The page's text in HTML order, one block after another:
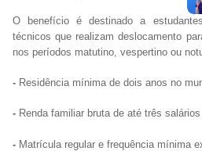
O benefício é destinado a
técnicos que realizam deslocamento
nos períodos matutino, vespertino ou
- Residência mínima de dois anos no
- Renda familiar bruta de até três
- Matrícula regular e frequência mínima